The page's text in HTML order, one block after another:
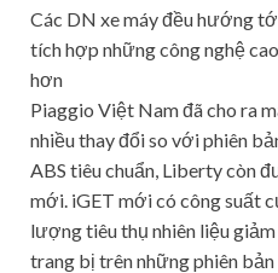
Các DN xe máy đều hướng
tích hợp những công nghệ
hơn
Piaggio Việt Nam đã cho ra
nhiều thay đổi so với phiên
ABS tiêu chuẩn, Liberty còn
mới. iGET mới có công suất
lượng tiêu thụ nhiên liệu
trang bị trên những phiên